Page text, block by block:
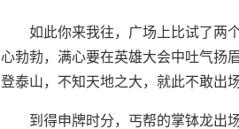
如此你来我往，广场上比试了两
心勃勃，满心要在英雄大会中吐气扬
登泰山，不知天地之大，就此不敢出场
到得申牌时分，丐帮的掌钵龙出